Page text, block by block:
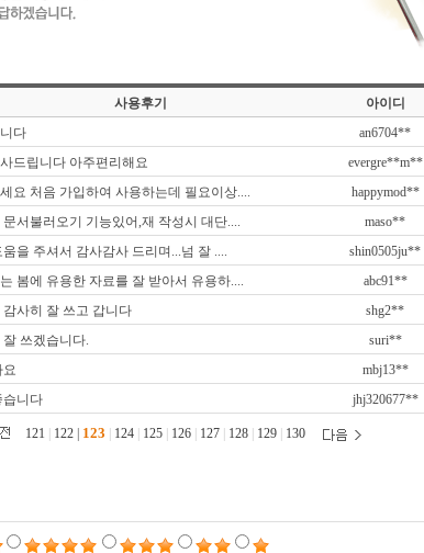
사용후기 아이디
다 an6704**
드립니다 아주편리해요 evergre**m**
요 처음 가입하여 사용하는데 필요이상.... happymod**
문서불러오기 기능있어,재 작성시 대단.... maso**
움을 주셔서 감사감사 드리며...넘 잘 .... shin0505ju**
봄에 유용한 자료를 잘 받아서 유용하.... abc91**
감사히 잘 쓰고 갑니다 shg2**
잘 쓰겠습니다. suri**
요 mbj13**
습니다 jhj320677**
121 122 123 124 125 126 127 128 129 130